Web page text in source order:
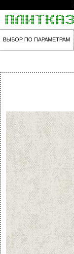
ВЫБОР ПО ПАРАМЕТРАМ